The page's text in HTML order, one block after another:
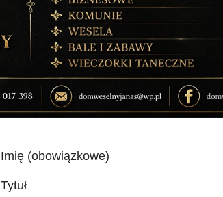
Imię (obowiązkowe)
Tytuł